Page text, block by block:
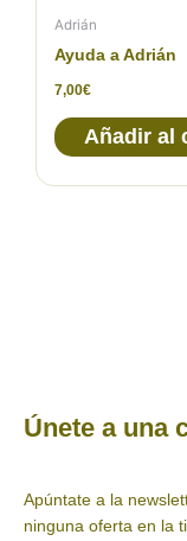
Adrián
Ayuda a Adrián
7,00€
Añadir al
Únete a una
Apúntate a la
ninguna oferta en la